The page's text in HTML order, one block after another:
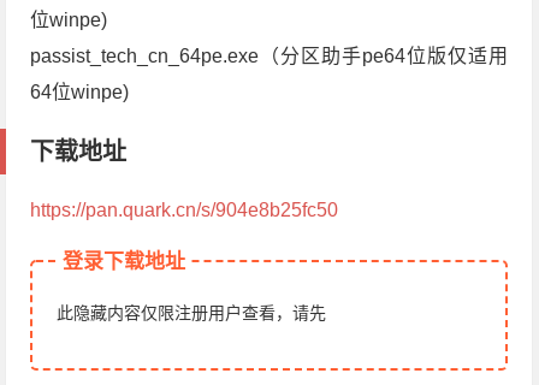
位winpe)
passist_tech_cn_64pe.exe（分区助手pe64位版仅适用
64位winpe)
下载地址
https://pan.quark.cn/s/904e8b25fc50
登录下载地址
此隐藏内容仅限注册用户查看，请先